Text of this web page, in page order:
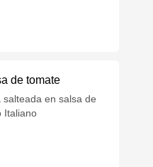
de tomate
salteada en salsa de
Italiano